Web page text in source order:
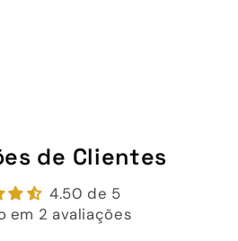
de Clientes
4.50 de 5
em 2 avaliações